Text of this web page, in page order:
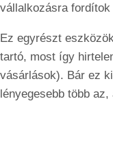
vállalkozásra fordítok
Ez egyrészt
tartó, most így
vásárlások). Bár ez
lényegesebb több